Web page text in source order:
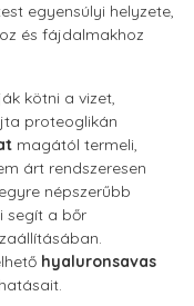
egyensúlyi helyzete,
és fájdalmakhoz
kötni a vizet,
proteoglikán
magától termeli,
árt rendszeresen
népszerűbb
segít a bőr
hyaluronsavas